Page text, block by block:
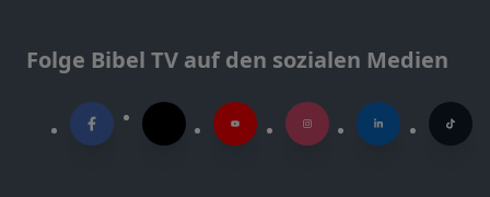
Folge Bibel TV auf den sozialen Medien